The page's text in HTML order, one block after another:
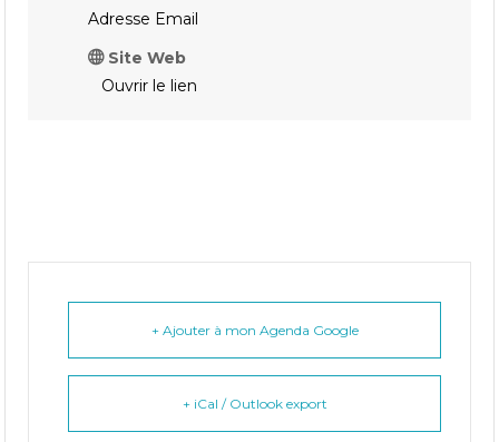
Adresse Email
Site Web
Ouvrir le lien
+ Ajouter à mon Agenda Google
+ iCal / Outlook export